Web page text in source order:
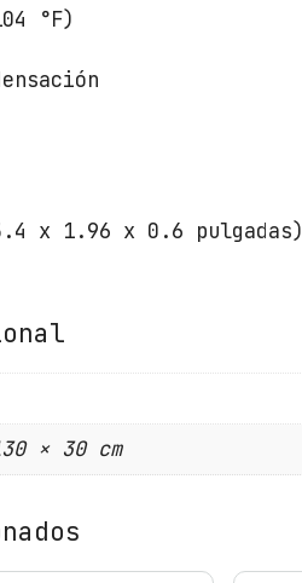
°F)
x 1.96 x 0.6 pulgadas)
× 30 cm